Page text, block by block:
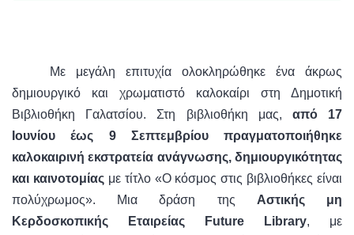
Με μεγάλη επιτυχία ολοκληρώθηκε ένα άκρως
δημιουργικό και χρωματιστό καλοκαίρι στη Δημοτική
Βιβλιοθήκη Γαλατσίου. Στη βιβλιοθήκη μας, από 17
Ιουνίου έως 9 Σεπτεμβρίου πραγματοποιήθηκε
καλοκαιρινή εκστρατεία ανάγνωσης, δημιουργικότητας
και καινοτομίας με τίτλο «Ο κόσμος στις βιβλιοθήκες είναι
πολύχρωμος». Μια δράση της Αστικής μη
Κερδοσκοπικής Εταιρείας Future Library, με